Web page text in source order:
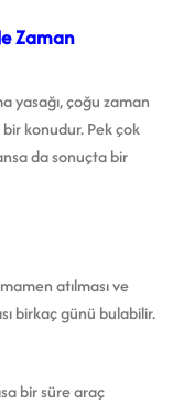
Zaman
yasağı, çoğu zaman
konudur. Pek çok
da sonuçta bir
atılması ve
birkaç günü bulabilir.
bir süre araç